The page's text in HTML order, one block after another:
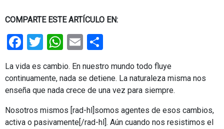
COMPARTE ESTE ARTÍCULO EN:
Facebook
Twitter
WhatsApp
Email
La vida es cambio. En nuestro mundo todo fluye
continuamente, nada se detiene. La naturaleza misma nos
enseña que nada crece de una vez para siempre.
Nosotros mismos [rad-hl]somos agentes de esos cambios,
activa o pasivamente[/rad-hl]. Aún cuando nos resistimos el